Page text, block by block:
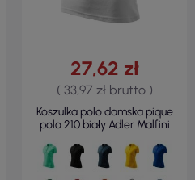
27,62 zł
( 33,97 zł brutto )
Koszulka polo damska pique
polo 210 biały Adler Malfini